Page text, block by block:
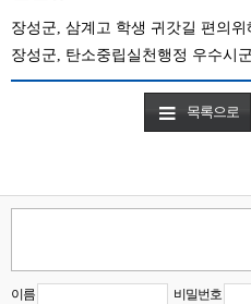
장성군, 삼계고 학생 귀갓길 편의위
장성군, 탄소중립실천행정 우수시
목록으로
이름 비밀번호